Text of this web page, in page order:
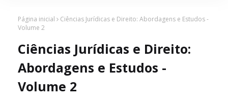
Página inicial
Ciências Jurídicas e Direito: Abordagens e Estudos -
Volume 2
Ciências Jurídicas e Direito:
Abordagens e Estudos -
Volume 2